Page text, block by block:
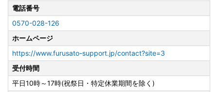
(外部サイトへ遷移します。個人情報の保護は遷移先サイト
の方針に従います。)
◆送付先
〒134-8691
日本郵便株式会社 葛西郵便局私書箱第39号AT
東京都千代田区 ワンストップ特例申請窓口
電話番号
0570-028-126
ホームページ
https://www.furusato-support.jp/contact?site=3
受付時間
平日10時～17時(祝祭日・特定休業期間を除く)